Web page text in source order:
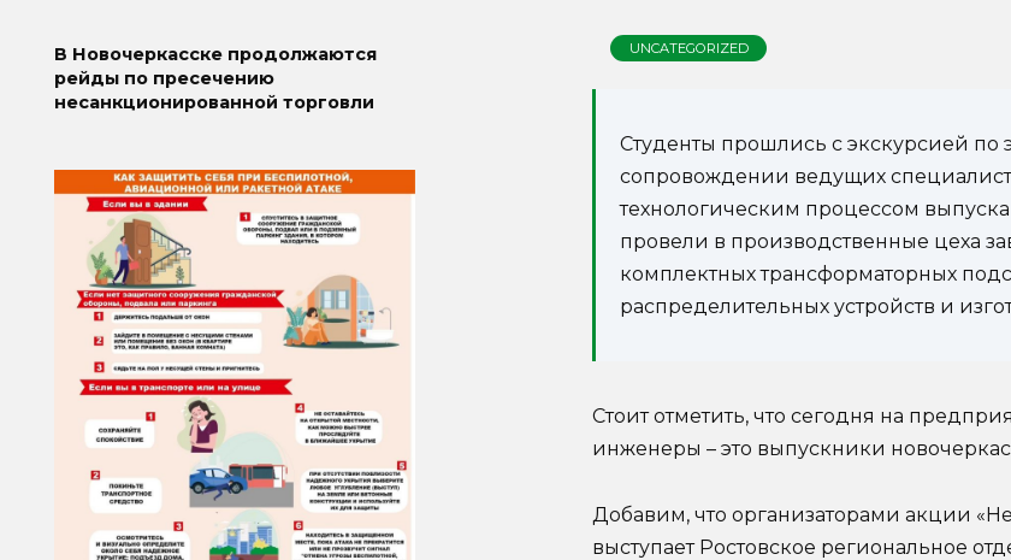
UNCATEGORIZED
Студенты прошлись с экскурсией по
сопровождении ведущих
технологическим процессом
провели в производственные цеха
комплектных трансформаторных
распределительных устройств и
Стоит отметить, что сегодня на
инженеры – это выпускники
Добавим, что организаторами акции
выступает Ростовское региональное
В Новочеркасске продолжаются
рейды по пресечению
несанкционированной торговли